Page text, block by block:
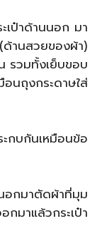
เป๋าด้านนอก มา
นสวยของผ้า)
รวมทั้งเย็บขอบ
นถุงกระดาษใส่
ะกบกันเหมือนข้อ
อกมาตัดผ้าที่มุม
มาแล้วกระเป๋า